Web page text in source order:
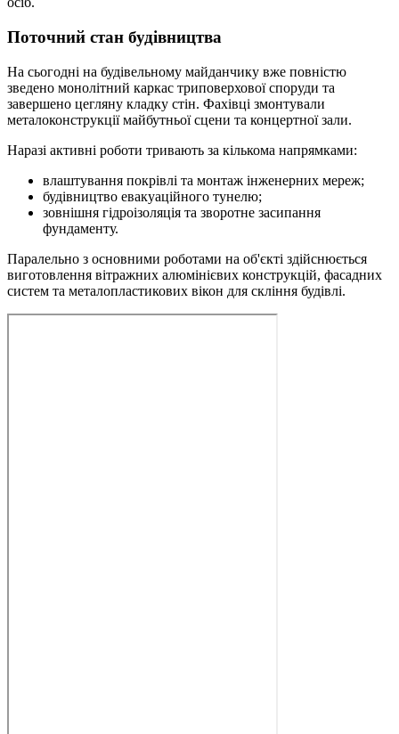
Поточний стан будівництва
На сьогодні на будівельному майданчику вже повністю
зведено монолітний каркас триповерхової споруди та
завершено цегляну кладку стін. Фахівці змонтували
металоконструкції майбутньої сцени та концертної зали.
Наразі активні роботи тривають за кількома напрямками:
влаштування покрівлі та монтаж інженерних мереж;
будівництво евакуаційного тунелю;
зовнішня гідроізоляція та зворотне засипання
фундаменту.
Паралельно з основними роботами на об'єкті здійснюється
виготовлення вітражних алюмінієвих конструкцій, фасадних
систем та металопластикових вікон для скління будівлі.